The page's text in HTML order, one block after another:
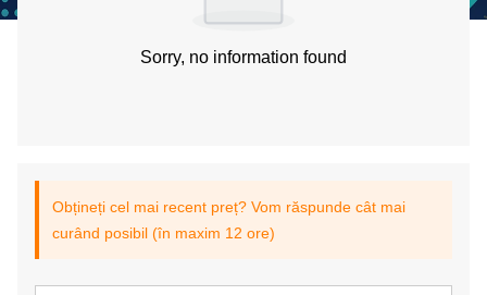
Sorry, no information found
Obțineți cel mai recent preț? Vom răspunde cât mai
curând posibil (în maxim 12 ore)